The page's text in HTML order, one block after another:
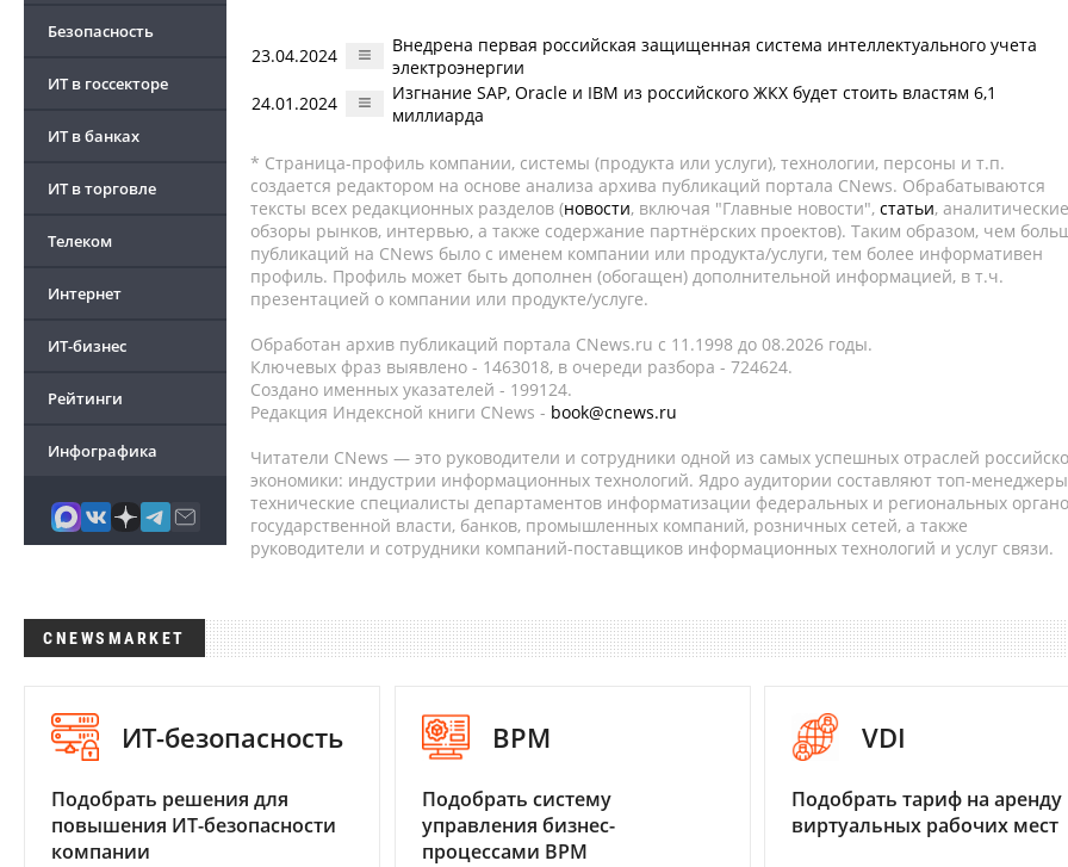
Безопасность
ИТ в госсекторе
ИТ в банках
ИТ в торговле
Телеком
Интернет
ИТ-бизнес
Рейтинги
Инфографика
23.04.2024
Внедрена первая российская защищенная система интеллектуального учета
электроэнергии
24.01.2024
Изгнание SAP, Oracle и IBM из российского ЖКХ будет стоить властям 6,1
миллиарда
* Страница-профиль компании, системы (продукта или услуги), технологии, персоны и т.п.
создается редактором на основе анализа архива публикаций портала CNews. Обрабатываются
тексты всех редакционных разделов (новости, включая "Главные новости", статьи, аналитические
обзоры рынков, интервью, а также содержание партнёрских проектов). Таким образом, чем
публикаций на CNews было с именем компании или продукта/услуги, тем более информативен
профиль. Профиль может быть дополнен (обогащен) дополнительной информацией, в т.ч.
презентацией о компании или продукте/услуге.
Обработан архив публикаций портала CNews.ru c 11.1998 до 08.2026 годы.
Ключевых фраз выявлено - 1463018, в очереди разбора - 724624.
Создано именных указателей - 199124.
Редакция Индексной книги CNews - book@cnews.ru
Читатели CNews — это руководители и сотрудники одной из самых успешных отраслей
экономики: индустрии информационных технологий. Ядро аудитории составляют топ-
технические специалисты департаментов информатизации федеральных и региональных
государственной власти, банков, промышленных компаний, розничных сетей, а также
руководители и сотрудники компаний-поставщиков информационных технологий и услуг связи.
CNEWSMARKET
ИТ-безопасность
Подобрать решения для
повышения ИТ-безопасности
компании
BPM
Подобрать систему
управления бизнес-
процессами BPM
VDI
Подобрать тариф на аренду
виртуальных рабочих мест